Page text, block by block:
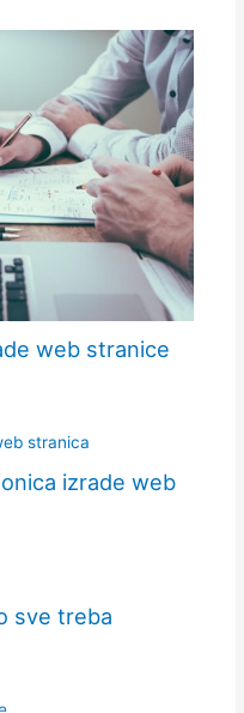
web stranice
izrade web
sve treba